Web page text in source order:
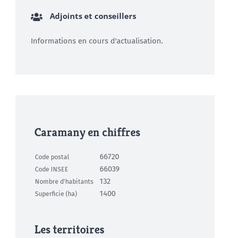
Adjoints et conseillers
Informations en cours d'actualisation.
Caramany en chiffres
Code postal 66720
Code INSEE 66039
Nombre d'habitants 132
Superficie (ha) 1400
Les territoires